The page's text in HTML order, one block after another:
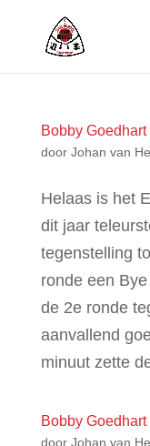
Bobby
door Johan van
Helaas is het
dit jaar
tegenstelling
ronde een
de 2e ronde
aanvallend
minuut zette
Bobby
door Johan van